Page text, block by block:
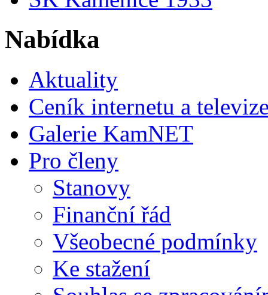
Nabídka
Aktuality
Ceník internetu a
Galerie KamNET
Pro členy
Stanovy
Finanční řád
Všeobecné podmínky
Ke stažení